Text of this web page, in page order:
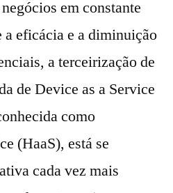
em constante
a eficácia e a diminuição
a terceirização de
de Device as a Service
como
(HaaS), está se
cada vez mais